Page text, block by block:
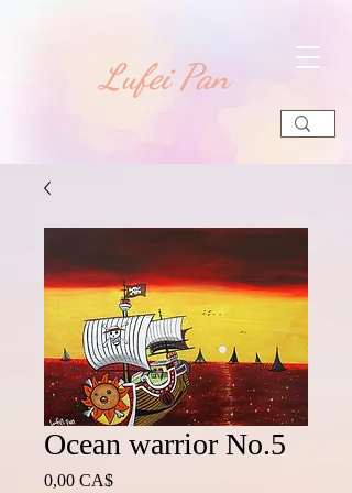
​Lufei Pan
Ocean warrior No.5
0,00 CA$Preis